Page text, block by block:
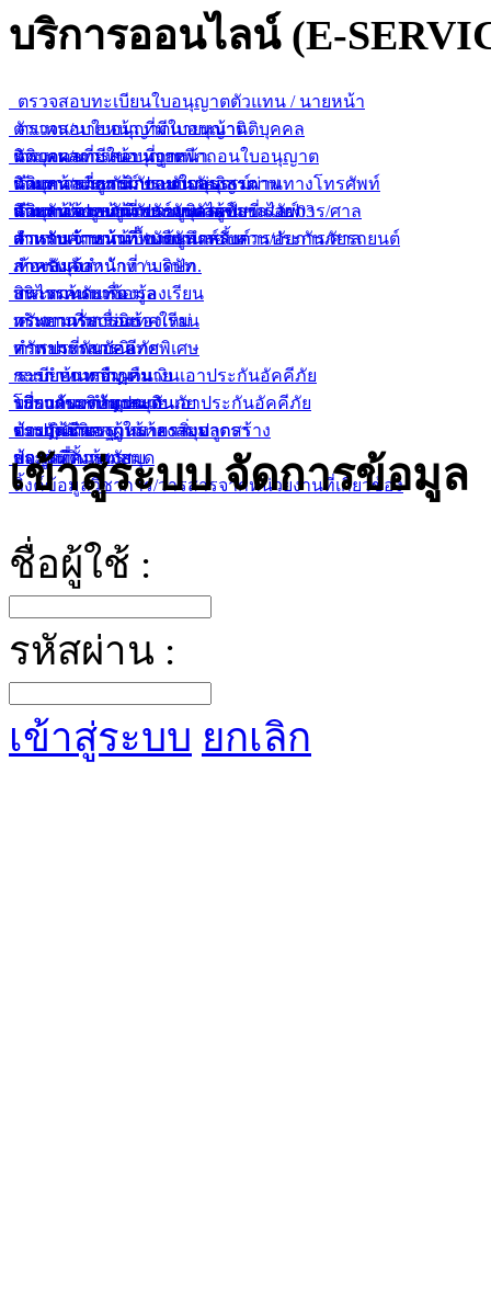
บริการออนไลน์ (E-
ตรวจสอบทะเบียนใบอนุญาตตัวแทน / นายหน้า
ตัวแทน/นายหน้า ที่มีใบอนุญาต
ตัวแทน/นายหน้า ที่ถูกเพิกถอนใบอนุญาต
ตัวแทน/นายหน้า ขายกรมธรรม์ผ่านทางโทรศัพท์
ตัวแทน/นายหน้า ขายยูนิเวอร์แซลไลฟ์
ตัวแทน/นายหน้า ขายยูนิตส์ลิ้งค์
ตรวจสอบใบอนุญาตนายหน้านิติบุคคล
นิติบุคคลที่มีใบอนุญาต
นิติบุคคลที่ถูกเพิกถอนใบอนุญาต
นิติบุคคลขายยูนิเวอร์แซลไลฟ์
ตรวจผลการสอบนายหน้า
นายหน้าประกันภัยแบบกลุ่ม
นายหน้าประกันภัยรายบุคคล
ค้นหากรมธรรม์ประกันภัยอิสรภาพ
สำหรับเจ้าหน้าที่พนักงานสอบสวน/อัยการ/ศาล
สำหรับเจ้าหน้าที่ / บริษัท
ค้นหาข้อมูลการประกันตัวผู้ขับขี่ ร.ย. 03
สำหรับเจ้าหน้าที่พนักงานสอบสวน/อัยการ/ศาล
สำหรับเจ้าหน้าที่ / บริษัท
ตารางคำนวณเบื้องต้นสำหรับการประกันภัยรถยนต์
ภาคบังคับ
สินไหมทดแทน
ห้องสมุดสำนักงาน คปภ.
บริการค้นหาข้อมูล
ทรัพยากรสารนิเทศใหม่
ทรัพยากรสารนิเทศพิเศษ
ระเบียบการยืม-คืน
บริการของห้องสมุด
ข้อปฏิบัติของผู้ใช้ห้องสมุด
สถานที่ตั้งห้องสมุด
ลิ้งค์ข้อมูลวิชาการ/วารสารจากหน่วยงานที่เกี่ยวข้อง
กระดานรับเรื่องร้องเรียน
กระดานรับเรื่องร้องเรียน
คำถามที่พบบ่อย
คำถามที่พบบ่อย
การประกันอัคคีภัย
การกำหนดจำนวนเงินเอาประกันอัคคีภัย
โปรแกรมคำนวณเงินเอาประกันอัคคีภัย
ตารางมาตรฐานราคาสิ่งปลูกสร้าง
ข้อมูลที่ควรทราบ
ระบบค้นหากฏหมาย
ระบบค้นหากฏหมาย
ระบบค้นหากฏหมายรายมาตรา
เกี่ยวกับบริษัทประกันภัย
ประกันชีวิต
ประกันวินาศภัย
เข้าสู่ระบบ จัดการข้อมูล
ชื่อผู้ใช้ :
รหัสผ่าน :
เข้าสู่ระบบ ยกเลิก